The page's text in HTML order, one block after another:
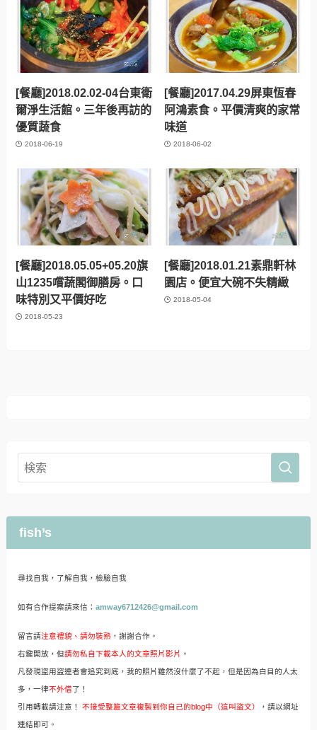
[餐廳]2018.02.02-04台東衛
爾淨生活館。三年後再訪的
優質蔬食
2018-06-19
[餐廳]2017.04.29屏東恆春
阿鴻素食。平價清爽的家常
味道
2018-06-02
[餐廳]2018.05.05+05.20旗
山1235嚐蔬閣御膳房。口
味特別又平價好吃
2018-05-23
[餐廳]2018.01.21素鼎軒林
園店。便宜大碗不失精緻
2018-05-04
fish’s
尋找自我，了解自我，檢驗自我
如有合作提案請來信： amway6712426@gmail.com
留言請注意禮貌、請勿裝熟，謝謝合作。
右鍵開放，但請勿私自下載本人的文章照片影片 。
凡發現盜用盜連者會追究到底，我的照片雖然沒什麼了不起，但是因為白目的人太
多，一律不外借了！
引用轉載請注意！ 不接受整篇文章複製到你自己的blog中（這叫盜文） ，請以網址
連結即可。